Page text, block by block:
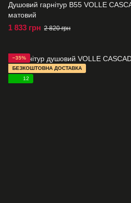
Душовий гарнітур B55 VOLLE
матовий
1 833 грн 2 820 грн
−35%
БЕЗКОШТОВНА ДОСТАВКА
12